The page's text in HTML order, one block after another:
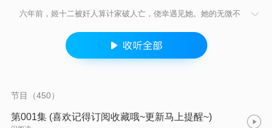
六年前，姬十二被奸人算计家破人亡，侥幸遇见她。她的无微不
身为帝国大元帅的姬十二因为影响世家利益自愿自困监狱。一年
后，在得知她和女儿被人绑架后，姬十二怒而出山！所到之处，
依旧战无不胜。
节目（450）
第001集 (喜欢记得订阅收藏哦~更新马上提醒~)